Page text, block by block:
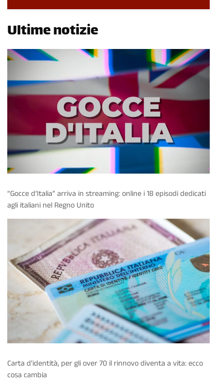
Ultime notizie
“Gocce d’Italia” arriva in streaming: online i 18 episodi dedicati
agli italiani nel Regno Unito
Carta d'identità, per gli over 70 il rinnovo diventa a vita: ecco
cosa cambia